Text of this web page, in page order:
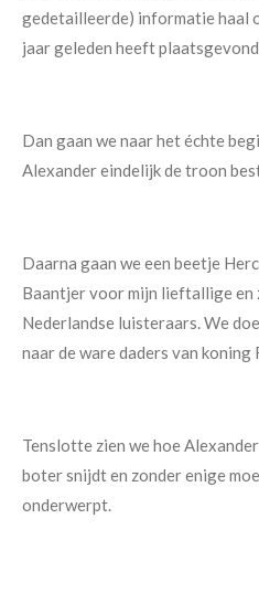
gedetailleerde) informatie haal
jaar geleden heeft
Dan gaan we naar het échte
Alexander eindelijk de troon
Daarna gaan we een beetje
Baantjer voor mijn lieftallige en
Nederlandse luisteraars. We
naar de ware daders van koning
Tenslotte zien we hoe
boter snijdt en zonder enige
onderwerpt.